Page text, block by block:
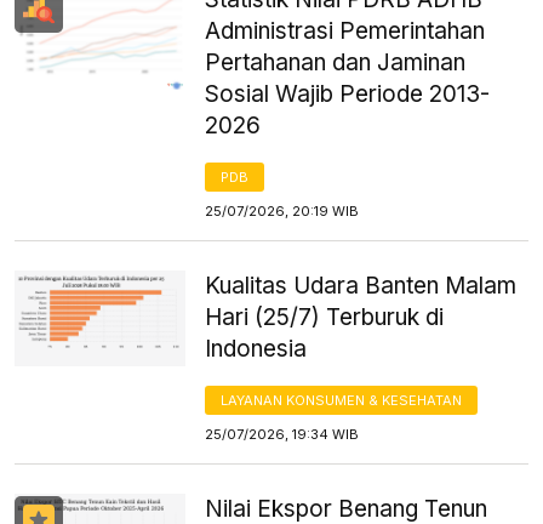
Administrasi Pemerintahan
Pertahanan dan Jaminan
Sosial Wajib Periode 2013-
2026
PDB
25/07/2026, 20:19 WIB
Kualitas Udara Banten Malam
Hari (25/7) Terburuk di
Indonesia
LAYANAN KONSUMEN & KESEHATAN
25/07/2026, 19:34 WIB
Nilai Ekspor Benang Tenun